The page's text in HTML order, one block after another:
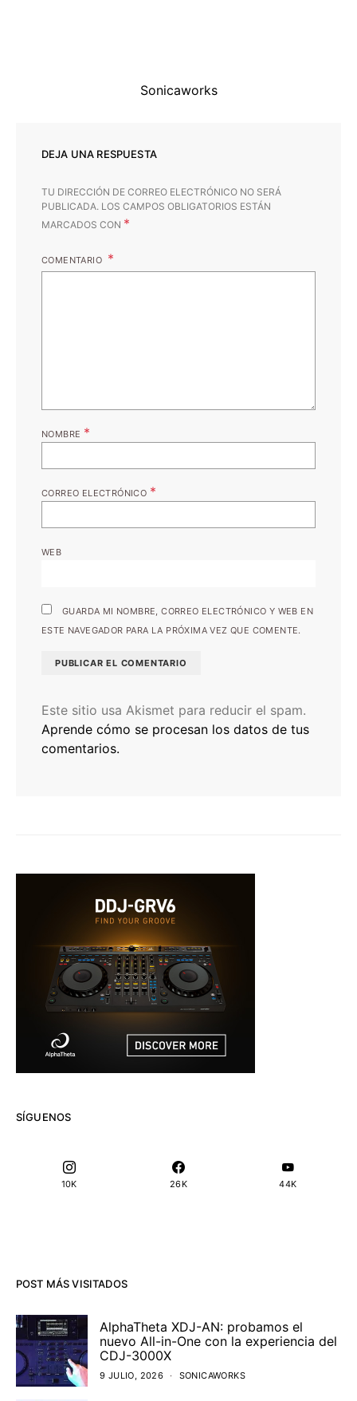
Sonicaworks
DEJA UNA RESPUESTA
TU DIRECCIÓN DE CORREO ELECTRÓNICO NO SERÁ
PUBLICADA. LOS CAMPOS OBLIGATORIOS ESTÁN
MARCADOS CON *
COMENTARIO
NOMBRE *
CORREO ELECTRÓNICO *
WEB
GUARDA MI NOMBRE, CORREO ELECTRÓNICO Y WEB EN
ESTE NAVEGADOR PARA LA PRÓXIMA VEZ QUE COMENTE.
Este sitio usa Akismet para reducir el spam.
Aprende cómo se procesan los datos de tus
comentarios.
SÍGUENOS
10K 26K 44K
POST MÁS VISITADOS
AlphaTheta XDJ-AN: probamos el
nuevo All-in-One con la experiencia del
CDJ-3000X
9 JULIO, 2026 SONICAWORKS